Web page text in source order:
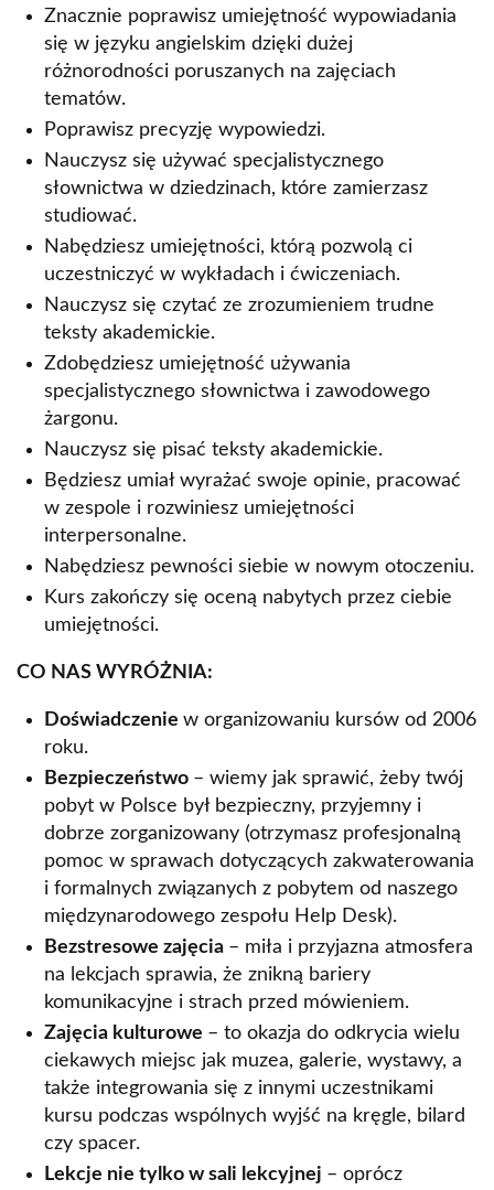
Znacznie poprawisz umiejętność wypowiadania
się w języku angielskim dzięki dużej
różnorodności poruszanych na zajęciach
tematów.
Poprawisz precyzję wypowiedzi.
Nauczysz się używać specjalistycznego
słownictwa w dziedzinach, które zamierzasz
studiować.
Nabędziesz umiejętności, którą pozwolą ci
uczestniczyć w wykładach i ćwiczeniach.
Nauczysz się czytać ze zrozumieniem trudne
teksty akademickie.
Zdobędziesz umiejętność używania
specjalistycznego słownictwa i zawodowego
żargonu.
Nauczysz się pisać teksty akademickie.
Będziesz umiał wyrażać swoje opinie, pracować
w zespole i rozwiniesz umiejętności
interpersonalne.
Nabędziesz pewności siebie w nowym otoczeniu.
Kurs zakończy się oceną nabytych przez ciebie
umiejętności.
CO NAS WYRÓŻNIA:
Doświadczenie w organizowaniu kursów od 2006
roku.
Bezpieczeństwo – wiemy jak sprawić, żeby twój
pobyt w Polsce był bezpieczny, przyjemny i
dobrze zorganizowany (otrzymasz profesjonalną
pomoc w sprawach dotyczących zakwaterowania
i formalnych związanych z pobytem od naszego
międzynarodowego zespołu Help Desk).
Bezstresowe zajęcia – miła i przyjazna atmosfera
na lekcjach sprawia, że znikną bariery
komunikacyjne i strach przed mówieniem.
Zajęcia kulturowe – to okazja do odkrycia wielu
ciekawych miejsc jak muzea, galerie, wystawy, a
także integrowania się z innymi uczestnikami
kursu podczas wspólnych wyjść na kręgle, bilard
czy spacer.
Lekcje nie tylko w sali lekcyjnej – oprócz